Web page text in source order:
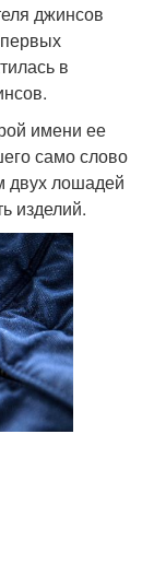
джинсов
в
имени ее
само слово
двух лошадей
изделий.